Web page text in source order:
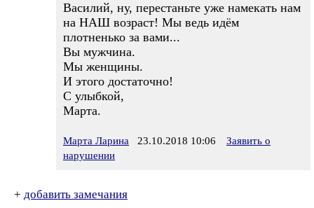
Василий, ну, перестаньте уже намекать нам
на НАШ возраст! Мы ведь идём
плотненько за вами...
Вы мужчина.
Мы женщины.
И этого достаточно!
С улыбкой,
Марта.
Марта Ларина 23.10.2018 10:06
Заявить о
нарушении
+ добавить замечания